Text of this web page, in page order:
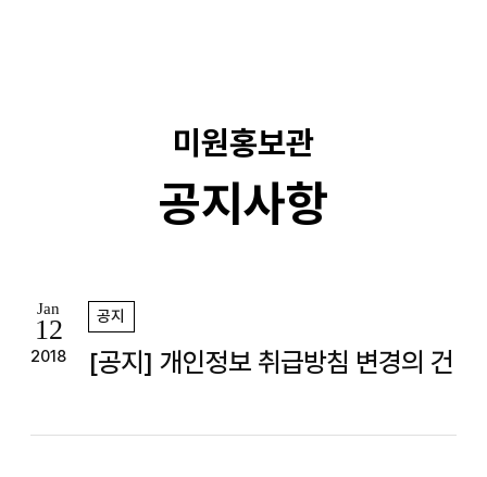
미원홍보관
공지사항
Jan
12
2018
공지
[공지] 개인정보 취급방침 변경의 건